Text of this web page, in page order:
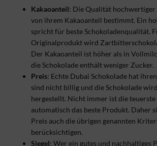
Kakaoanteil: Die Qualität hochwertiger
von ihrem Kakaoanteil bestimmt. Ein
spricht für beste Schokoladenqualität.
Originalprodukt wird
Der Kakaoanteil ist höher als in
die Schokolade enthält weniger Zucker.
Preis: Echte Dubai Schokolade hat
sind nicht billig und die Schokolade
hergestellt. Nicht immer ist die teuerste
automatisch das beste Produkt. Daher
Preis auch die übrigen genannten
berücksichtigen.
Siegel: Wer ein gutes und nachhaltiges